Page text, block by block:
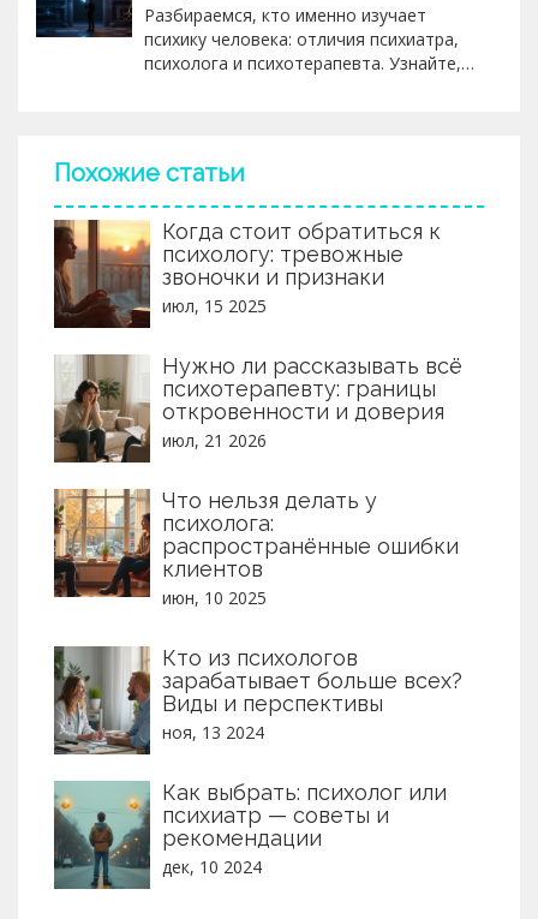
Разбираемся, кто именно изучает
психику человека: отличия психиатра,
психолога и психотерапевта. Узнайте,
Похожие статьи
Когда стоит обратиться к
психологу: тревожные
звоночки и признаки
июл, 15 2025
Нужно ли рассказывать всё
психотерапевту: границы
откровенности и доверия
июл, 21 2026
Что нельзя делать у
психолога:
распространённые ошибки
клиентов
июн, 10 2025
Кто из психологов
зарабатывает больше всех?
Виды и перспективы
ноя, 13 2024
Как выбрать: психолог или
психиатр — советы и
рекомендации
дек, 10 2024